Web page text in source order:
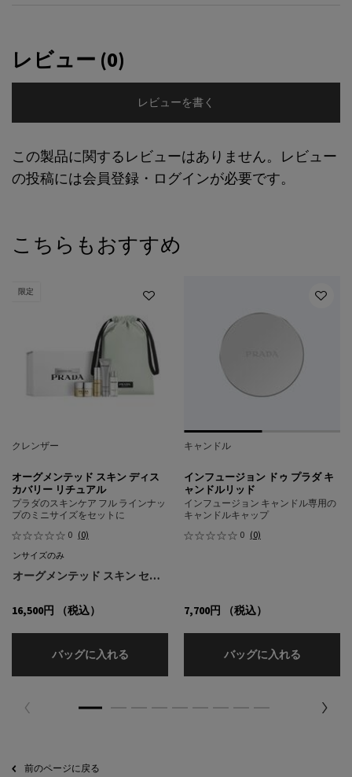
レビュー (0)
レビューを書く
この製品に関するレビューはありません。レビュー
の投稿には会員登録・ログインが必要です。
こちらもおすすめ
限定
クレンザー
オーグメンテッド スキン ディス
カバリー リチュアル
プラダのスキンケア フル ラインナッ
プのミニサイズをセットに
0 (0)
ワンサイズのみ
オーグメンテッド スキン セット
16,500円 （税込）
バッグに入れる オーグメンテッド スキン ディスカバリー リ
キャンドル
インフュージョン ドゥ プラダ キ
ャンドルリッド
インフュージョン キャンドル専用の
キャンドルキャップ
0 (0)
7,700円 （税込）
バッグに入れる
前のページに戻る